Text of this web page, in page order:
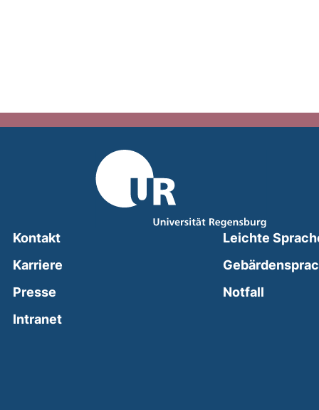
Kontakt
Karriere
Presse
Intranet(external link, opens in a new window)
Leichte
Notfall